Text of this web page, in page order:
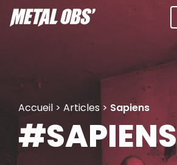
Aller
au
Accueil > Articles > Sapiens
#SAPIENS